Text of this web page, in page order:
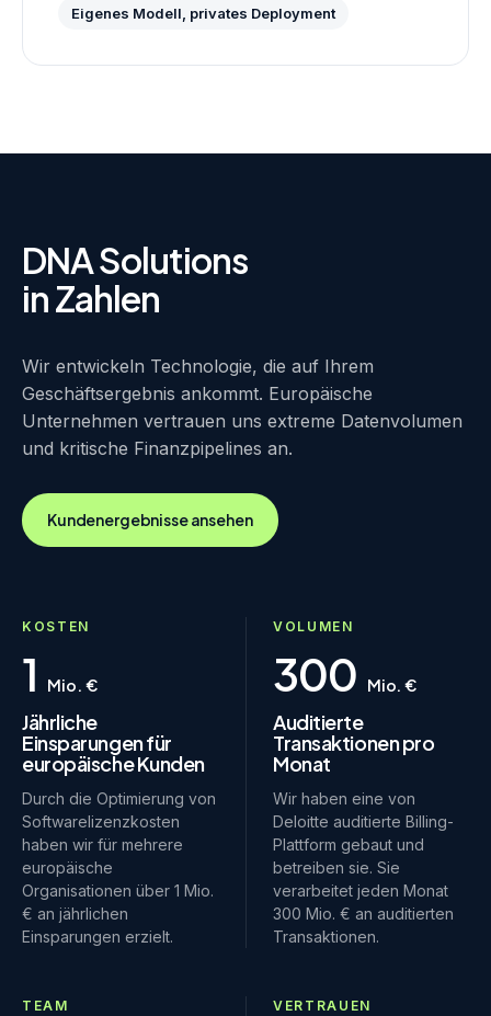
Eigenes Modell, privates Deployment
DNA Solutions
in Zahlen
Wir entwickeln Technologie, die auf Ihrem
Geschäftsergebnis ankommt. Europäische
Unternehmen vertrauen uns extreme Datenvolumen
und kritische Finanzpipelines an.
Kundenergebnisse ansehen
KOSTEN
1 Mio. €
Jährliche
Einsparungen für
europäische Kunden
Durch die Optimierung von
Softwarelizenzkosten
haben wir für mehrere
europäische
Organisationen über 1 Mio.
€ an jährlichen
Einsparungen erzielt.
VOLUMEN
300 Mio. €
Auditierte
Transaktionen pro
Monat
Wir haben eine von
Deloitte auditierte Billing-
Plattform gebaut und
betreiben sie. Sie
verarbeitet jeden Monat
300 Mio. € an auditierten
Transaktionen.
TEAM VERTRAUEN